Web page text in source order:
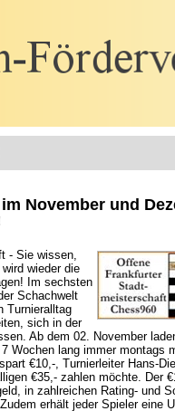
November und
- Sie wissen,
wieder die
Im sechsten
Schachwelt
Turnieralltag
sich in der
Ab dem 02. November
Wochen lang immer montags
€10,-, Turnierleiter Hans-
€35,- zahlen möchte. Der
in zahlreichen Rating- und
erhält jeder Spieler eine